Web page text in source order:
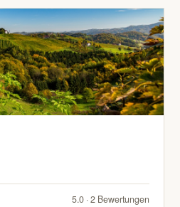
5.0 · 2 Bewertungen